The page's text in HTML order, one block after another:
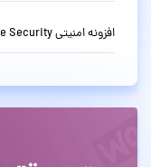
افزونه امنیتی Wordfence Security وردپرس نسخه 8.1.4